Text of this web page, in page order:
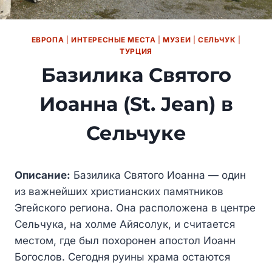
ЕВРОПА ИНТЕРЕСНЫЕ МЕСТА |МУЗЕИ |СЕЛЬЧУК
ТУРЦИЯ
Базилика Святого
Иоанна (St. Jean) в
Сельчуке
Описание: Базилика Святого Иоанна — один
из важнейших христианских памятников
Эгейского региона. Она расположена в центре
Сельчука, на холме Айясолук, и считается
местом, где был похоронен апостол Иоанн
Богослов. Сегодня руины храма остаются